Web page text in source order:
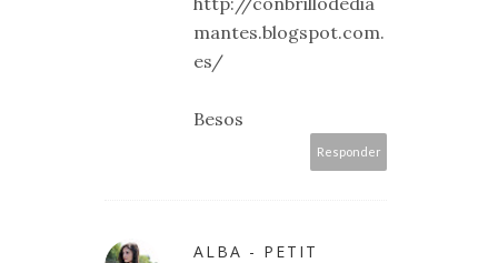
mantes.blogspot.com.
es/
Besos
Responder
ALBA - PETIT